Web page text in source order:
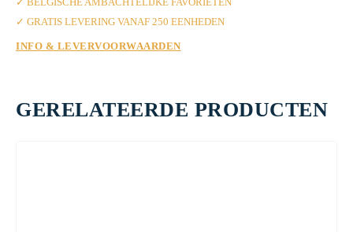
✓ GRATIS LEVERING VANAF 250 EENHEDEN
INFO & LEVERVOORWAARDEN
GERELATEERDE PRODUCTEN